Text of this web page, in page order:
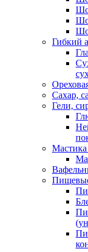
Гибкий
Сахар,
Гели,